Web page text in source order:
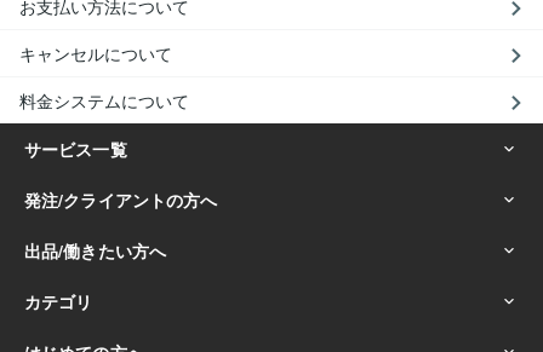
お支払い方法について
キャンセルについて
料金システムについて